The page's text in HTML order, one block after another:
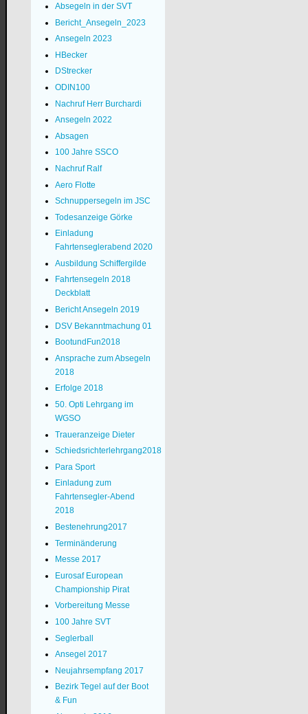
Absegeln in der SVT
Bericht_Ansegeln_2023
Ansegeln 2023
HBecker
DStrecker
ODIN100
Nachruf Herr Burchardi
Ansegeln 2022
Absagen
100 Jahre SSCO
Nachruf Ralf
Aero Flotte
Schnuppersegeln im JSC
Todesanzeige Görke
Einladung
Fahrtenseglerabend 2020
Ausbildung Schiffergilde
Fahrtensegeln 2018
Deckblatt
Bericht Ansegeln 2019
DSV Bekanntmachung 01
BootundFun2018
Ansprache zum Absegeln
2018
Erfolge 2018
50. Opti Lehrgang im
WGSO
Traueranzeige Dieter
Schiedsrichterlehrgang2018
Para Sport
Einladung zum
Fahrtensegler-Abend
2018
Bestenehrung2017
Terminänderung
Messe 2017
Eurosaf European
Championship Pirat
Vorbereitung Messe
100 Jahre SVT
Seglerball
Ansegel 2017
Neujahrsempfang 2017
Bezirk Tegel auf der Boot
& Fun